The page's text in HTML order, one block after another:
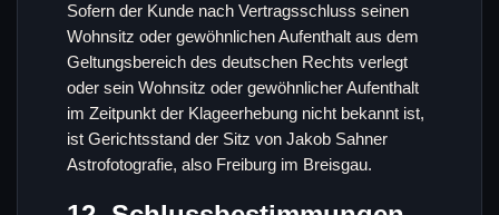
Sofern der Kunde nach Vertragsschluss seinen
Wohnsitz oder gewöhnlichen Aufenthalt aus dem
Geltungsbereich des deutschen Rechts verlegt
oder sein Wohnsitz oder gewöhnlicher Aufenthalt
im Zeitpunkt der Klageerhebung nicht bekannt ist,
ist Gerichtsstand der Sitz von Jakob Sahner
Astrofotografie, also Freiburg im Breisgau.